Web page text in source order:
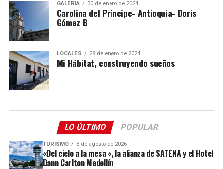
GALERÍA 30 de enero de 2024
Carolina del Príncipe- Antioquia- Doris
Gómez B
LOCALES 28 de enero de 2024
Mi Hábitat, construyendo sueños
LO ÚLTIMO POPULAR
TURISMO 5 de agosto de 2026
«Del cielo a la mesa «, la alianza de SATENA y el Hotel
Dann Carlton Medellín